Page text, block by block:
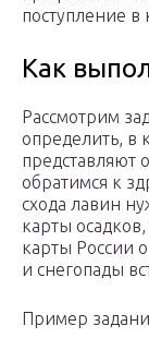
поступление
Как
Рассмотрим
определить, в
представляют
обратимся к
схода лавин
карты
карты России
и снегопады
Пример